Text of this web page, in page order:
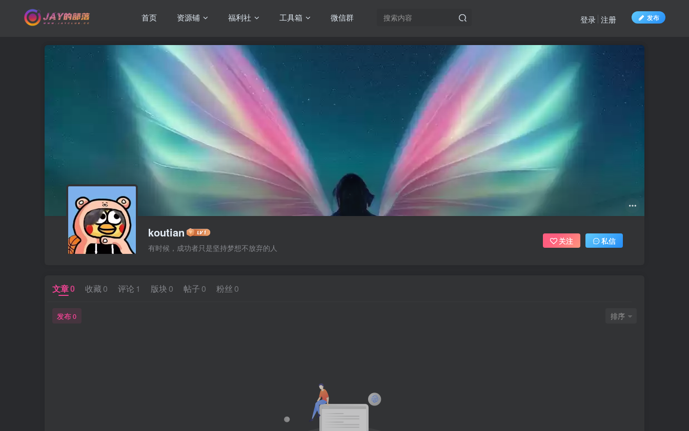
首页 资源铺 福利社 工具箱 微信群 发布
登录 注册
koutian
有时候，成功者只是坚持梦想不放弃的人
关注 私信
文章0 收藏 0 评论 1 版块 0 帖子 0 粉丝 0
发布0 排序